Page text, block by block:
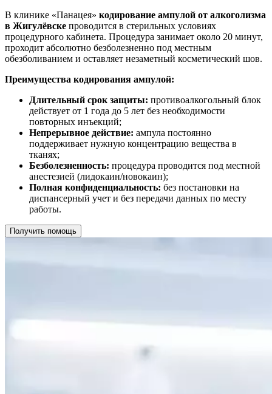
В клинике «Панацея» кодирование ампулой от алкоголизма
в Жигулёвске проводится в стерильных условиях
процедурного кабинета. Процедура занимает около 20 минут,
проходит абсолютно безболезненно под местным
обезболиванием и оставляет незаметный косметический шов.
Преимущества кодирования ампулой:
Длительный срок защиты: противоалкогольный блок
действует от 1 года до 5 лет без необходимости
повторных инъекций;
Непрерывное действие: ампула постоянно
поддерживает нужную концентрацию вещества в
тканях;
Безболезненность: процедура проводится под местной
анестезией (лидокаин/новокаин);
Полная конфиденциальность: без постановки на
диспансерный учет и без передачи данных по месту
работы.
Получить помощь